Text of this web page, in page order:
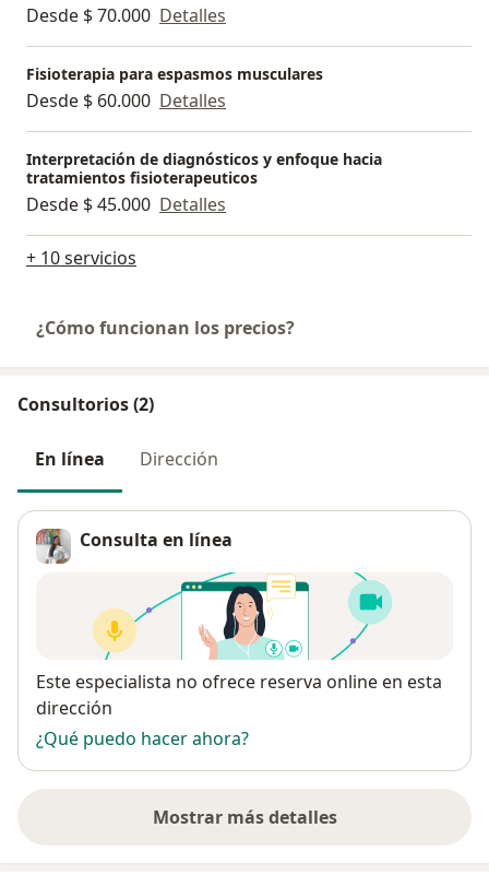
Desde $ 70.000 Detalles
Fisioterapia para espasmos musculares
Desde $ 60.000 Detalles
Interpretación de diagnósticos y enfoque hacia
tratamientos fisioterapeuticos
Desde $ 45.000 Detalles
+ 10 servicios
¿Cómo funcionan los precios?
Consultorios (2)
En línea Dirección
Consulta en línea
Disponibilidad
Este especialista no ofrece reserva online en esta
dirección
¿Qué puedo hacer ahora?
Mostrar más detalles
sobre la dirección